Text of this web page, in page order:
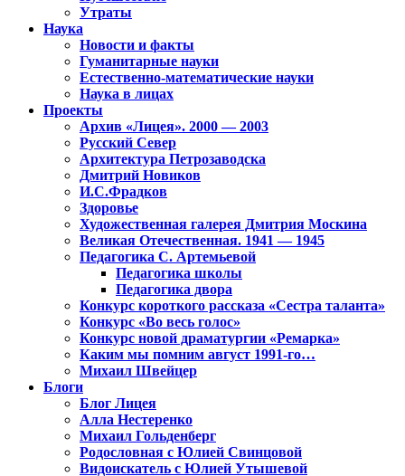
Утраты
Наука
Новости и факты
Гуманитарные науки
Естественно-математические науки
Наука в лицах
Проекты
Архив «Лицея». 2000 — 2003
Русский Север
Архитектура Петрозаводска
Дмитрий Новиков
И.С.Фрадков
Здоровье
Художественная галерея Дмитрия Москина
Великая Отечественная. 1941 — 1945
Педагогика С. Артемьевой
Педагогика школы
Педагогика двора
Конкурс короткого рассказа «Сестра таланта»
Конкурс «Во весь голос»
Конкурс новой драматургии «Ремарка»
Каким мы помним август 1991-го…
Михаил Швейцер
Блоги
Блог Лицея
Алла Нестеренко
Михаил Гольденберг
Родословная с Юлией Свинцовой
Видоискатель с Юлией Утышевой